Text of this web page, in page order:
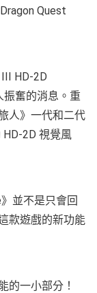
Quest
HD-2D
振奮的消息。重
人》一代和二代
HD-2D 視覺風
並不是只會回
款遊戲的新功能
的一小部分！